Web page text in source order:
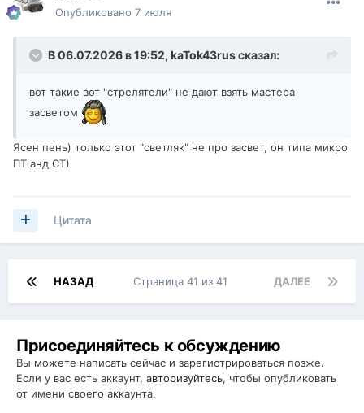
Опубликовано 7 июля
В 06.07.2026 в 19:52, kaTok43rusсказал:
вот такие вот "стрелятели" не дают взять мастера
засветом
Ясен пень) только этот "светляк" не про засвет, он типа микро
ПТ анд СТ)
Цитата
НАЗАД ДАЛЕЕ
Страница 41 из 41
Присоединяйтесь к обсуждению
Вы можете написать сейчас и зарегистрироваться позже.
Если у вас есть аккаунт, авторизуйтесь, чтобы опубликовать
от имени своего аккаунта.